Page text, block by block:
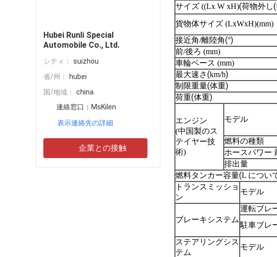
Hubei Runli Special
Automobile Co., Ltd.
シティ：
suizhou
省/州：
hubei
国/地域：
china
連絡窓口： MsKilen
表示連絡先の詳細
企業との接触
サイズ ((Lx W xH)(荷物外し
貨物体サイズ (LxWxH)(mm)
接近角/離陸角(°)
前/後ろ (mm)
車輪ベース (mm)
最大速さ(km/h)
制限重量(体重)
荷重(体重)
エンジン
(中国製のス
テイヤー技
術)
モデル
燃料の種類
ホースパワー
排出量
燃料タンカー容量(L につい
トランスミッショ
ン
モデル
ブレーキシステム
運転ブレ
駐車ブレ
ステアリングシス
テム
モデル